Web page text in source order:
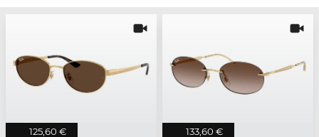
125,60 € 133,60 €